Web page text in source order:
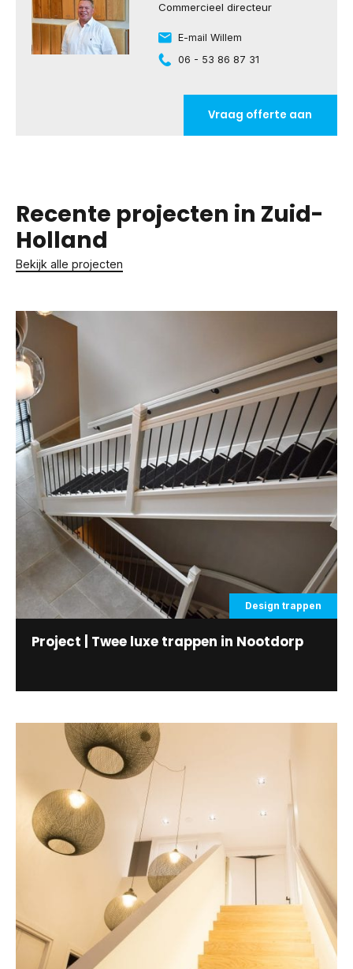
Commercieel directeur
E-mail Willem
06 - 53 86 87 31
Vraag offerte aan
Recente projecten in Zuid-
Holland
Bekijk alle projecten
Design trappen
Project | Twee luxe trappen in Nootdorp